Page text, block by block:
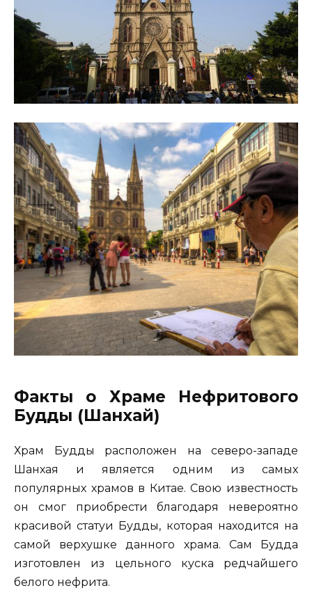
Факты о Храме Нефритового
Будды (Шанхай)
Храм Будды расположен на северо-западе
Шанхая и является одним из самых
популярных храмов в Китае. Свою известность
он смог приобрести благодаря невероятно
красивой статуи Будды, которая находится на
самой верхушке данного храма. Сам Будда
изготовлен из цельного куска редчайшего
белого нефрита.